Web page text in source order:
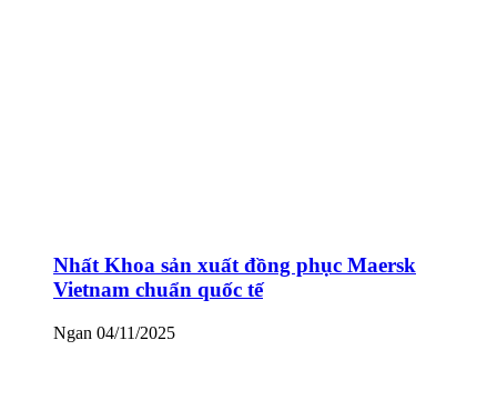
Nhất Khoa sản xuất đồng phục Maersk
Vietnam chuẩn quốc tế
Ngan 04/11/2025